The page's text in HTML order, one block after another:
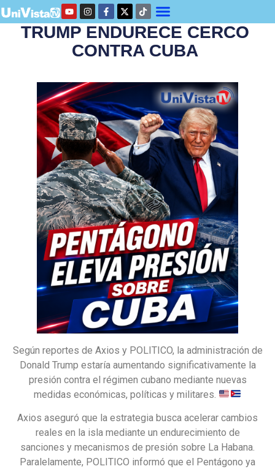
TRUMP ENDURECE CERCO
CONTRA CUBA
Según reportes de Axios y POLITICO, la administración de
Donald Trump estaría aumentando significativamente la
presión contra el régimen cubano mediante nuevas
medidas económicas, políticas y militares.
Axios aseguró que la estrategia busca acelerar cambios
reales en la isla mediante un endurecimiento de
sanciones y mecanismos de presión sobre La Habana.
Paralelamente, POLITICO informó que el Pentágono ya